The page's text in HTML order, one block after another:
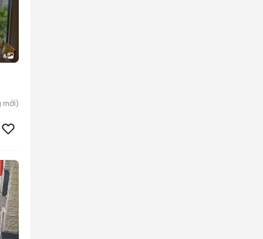
6
mới)